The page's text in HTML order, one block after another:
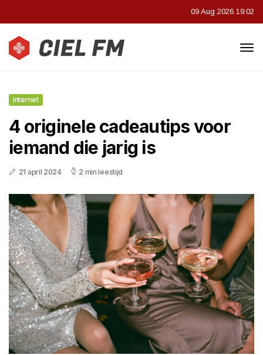
09 Aug 2026 19:02
Internet
4 originele cadeautips voor
iemand die jarig is
21 april 2024 2 min leestijd